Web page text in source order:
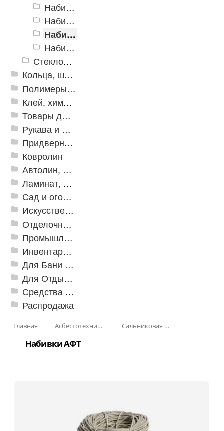
Набивки АГИ
Набивки АС
Набивки АФТ
Набивки безасбестовые
Стеклоткань Стеклопластик
Кольца, шайбы, манжеты
Полимеры и пластики
Клей, химия, сопутствующие товары
Товары для дома
Рукава и шланги промышленные
Придверные решетки
Ковролин
Автолин, Транслин, Линолеум
Ламинат, Кварцвиниловая плитка SPC
Сад и огород
Искусственная трава
Отделочные профили
Промышленный текстиль
Инвентарь для клининга
Для Бани и Сауны
Для Отдыха и Пикника
Средства от насекомых и садовых вредителей
Распродажа
Главная Асбестотехнические и теплоизоляционные материалы Сальниковая набивка
Набивки АФТ